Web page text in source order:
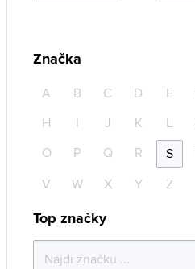
Značka
A B C D E
H
I J K L
O
P Q R S
V
W X Y Z
Top značky